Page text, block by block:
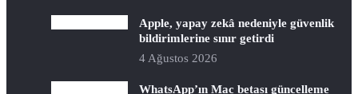
Apple, yapay zekâ nedeniyle güvenlik
bildirimlerine sınır getirdi
4 Ağustos 2026
WhatsApp’ın Mac betası güncelleme